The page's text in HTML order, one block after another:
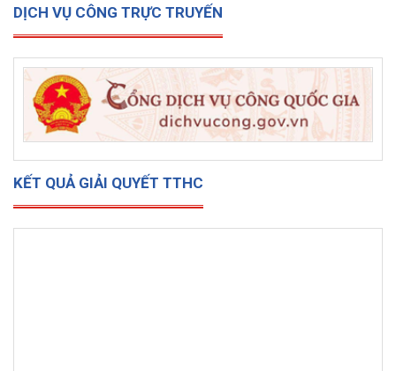
DỊCH VỤ CÔNG TRỰC TRUYẾN
KẾT QUẢ GIẢI QUYẾT TTHC